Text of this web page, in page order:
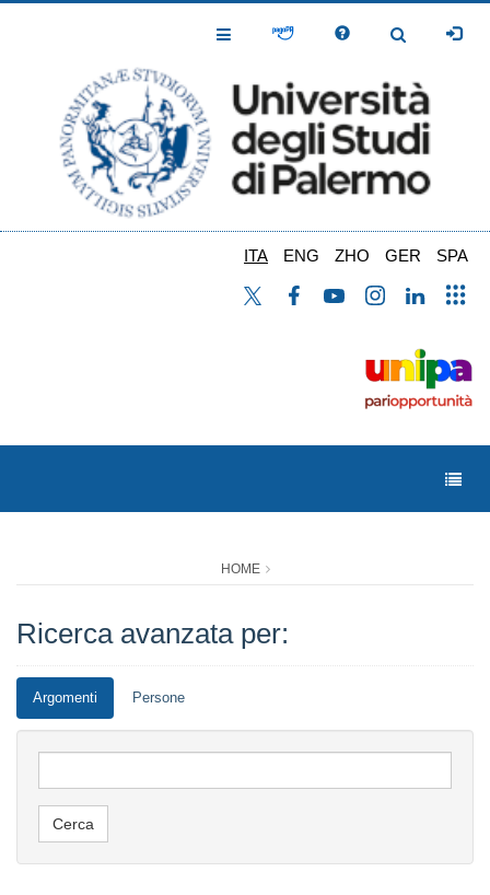
Toggle
Toggle
ITA ENG ZHO GER SPA
HOME
Ricerca avanzata per:
Argomenti Persone